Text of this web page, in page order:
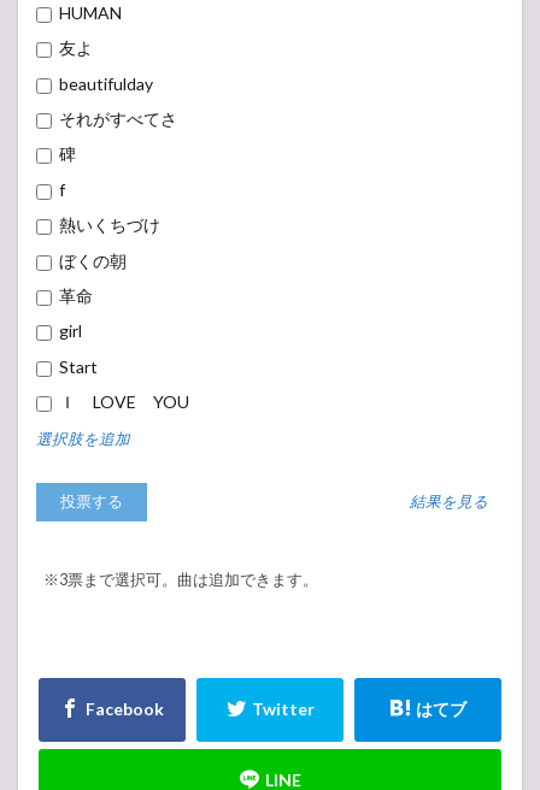
HUMAN
友よ
beautifulday
それがすべてさ
碑
f
熱いくちづけ
ぼくの朝
革命
girl
Start
Ｉ LOVE YOU
選択肢を追加
結果を見る
※3票まで選択可。曲は追加できます。